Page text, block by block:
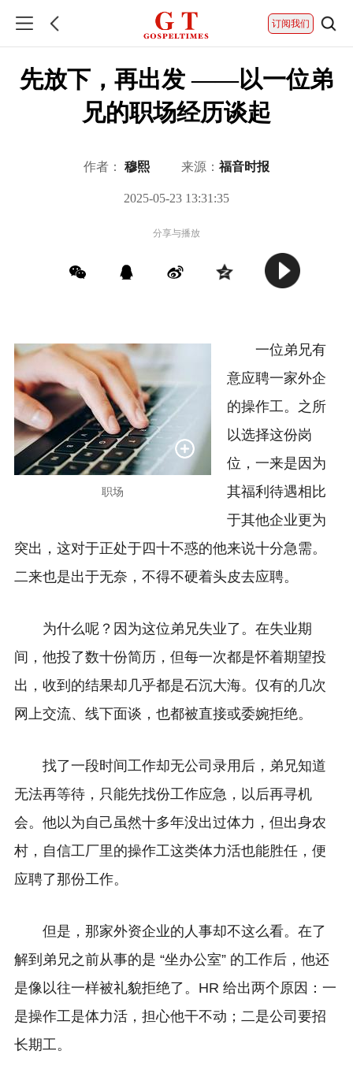
订阅我们
先放下，再出发 ——以一位弟
兄的职场经历谈起
作者： 穆熙 来源： 福音时报
2025-05-23 13:31:35
分享与播放
职场
一位弟兄有
意应聘一家外企
的操作工。之所
以选择这份岗
位，一来是因为
其福利待遇相比
于其他企业更为
突出，这对于正处于四十不惑的他来说十分急需。
二来也是出于无奈，不得不硬着头皮去应聘。
为什么呢？因为这位弟兄失业了。在失业期
间，他投了数十份简历，但每一次都是怀着期望投
出，收到的结果却几乎都是石沉大海。仅有的几次
网上交流、线下面谈，也都被直接或委婉拒绝。
找了一段时间工作却无公司录用后，弟兄知道
无法再等待，只能先找份工作应急，以后再寻机
会。他以为自己虽然十多年没出过体力，但出身农
村，自信工厂里的操作工这类体力活也能胜任，便
应聘了那份工作。
但是，那家外资企业的人事却不这么看。在了
解到弟兄之前从事的是 “坐办公室” 的工作后，他还
是像以往一样被礼貌拒绝了。HR 给出两个原因：一
是操作工是体力活，担心他干不动；二是公司要招
长期工。